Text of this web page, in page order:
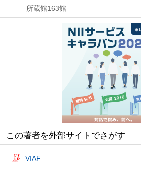
所蔵館163館
この著者を外部サイトでさがす
VIAF